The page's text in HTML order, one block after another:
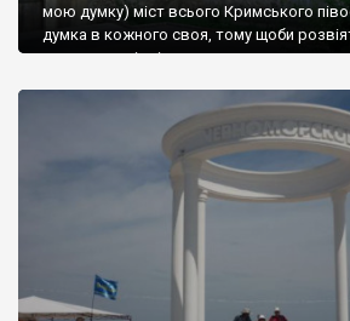
мою думку) міст всього Кримського
думка в кожного своя, тому щоби
запрошую відвідати це